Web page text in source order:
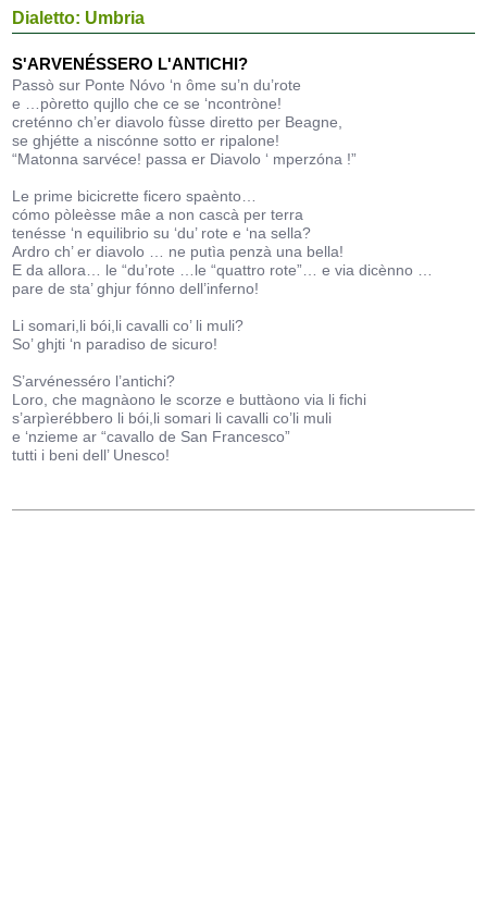
Dialetto: Umbria
S'ARVENÉSSERO L'ANTICHI?
Passò sur Ponte Nóvo ‘n ôme su’n du’rote
e …pòretto qujllo che ce se ‘ncontròne!
creténno ch’er diavolo fùsse diretto per Beagne,
se ghjétte a niscónne sotto er ripalone!
“Matonna sarvéce! passa er Diavolo ‘ mperzóna !”
Le prime bicicrette ficero spaènto…
cómo pòleèsse mâe a non cascà per terra
tenésse ‘n equilibrio su ‘du’ rote e ‘na sella?
Ardro ch’ er diavolo … ne putìa penzà una bella!
E da allora… le “du’rote …le “quattro rote”… e via dicènno …
pare de sta’ ghjur fónno dell’inferno!
Li somari,li bói,li cavalli co’ li muli?
So’ ghjti ‘n paradiso de sicuro!
S’arvénesséro l’antichi?
Loro, che magnàono le scorze e buttàono via li fichi
s’arpìerébbero li bói,li somari li cavalli co’li muli
e ‘nzieme ar “cavallo de San Francesco”
tutti i beni dell’ Unesco!